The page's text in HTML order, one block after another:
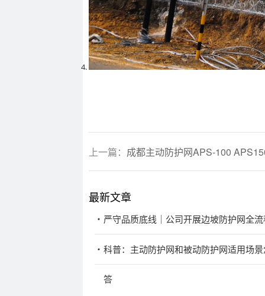
上一篇： 成都主动防护网APS-100
最新文章
严守品质底线｜公司开展边坡防护网全
科普：主动防护网和被动防护网适用场
答